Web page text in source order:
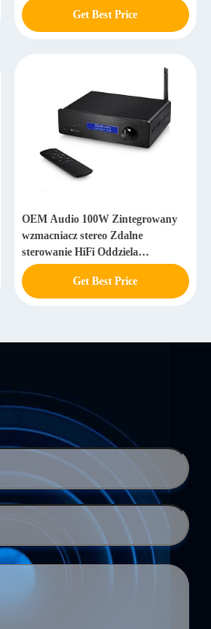
Get Best Price
OEM Audio 100W Zintegrowany
wzmacniacz stereo Zdalne
sterowanie HiFi Oddziela
wzmacniacz
Get Best Price